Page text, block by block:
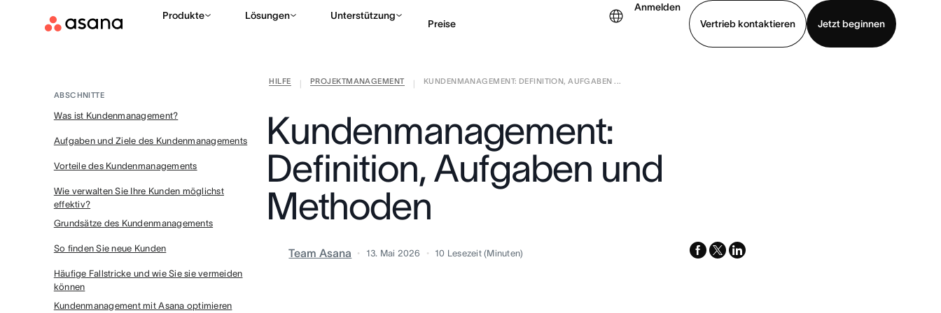
Produkte Lösungen Unterstützung
Preise
Anmelden
Vertrieb kontaktieren
Jetzt beginnen
Vertrieb kontaktieren
HILFE PROJEKTMANAGEMENT KUNDENMANAGEMENT: DEFINITION, AUFGABEN ...
Kundenmanagement:
Definition, Aufgaben und
Methoden
Team Asana 13. Mai 2026 10 Lesezeit (Minuten) facebook
x-
linkedin
ABSCHNITTE
Was ist Kundenmanagement?
Aufgaben und Ziele des Kundenmanagements
Vorteile des Kundenmanagements
Wie verwalten Sie Ihre Kunden möglichst
effektiv?
Grundsätze des Kundenmanagements
So finden Sie neue Kunden
Häufige Fallstricke und wie Sie sie vermeiden
können
Kundenmanagement mit Asana optimieren